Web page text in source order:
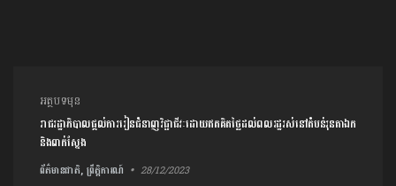
ការ​នាំទិស​ប្រកាស
អត្ថបទមុន
រាជរដ្ឋាភិបាលផ្តល់ការរៀនជំនាញវិជ្ជាជីវៈដោយឥតគិតថ្លៃដល់ពលរដ្ឋរស់នៅតំបន់រុនតាឯក
និងពាក់ស្នែង
ព័ត៌មានជាតិ, ព្រឹត្តិការណ៍ 28/12/2023